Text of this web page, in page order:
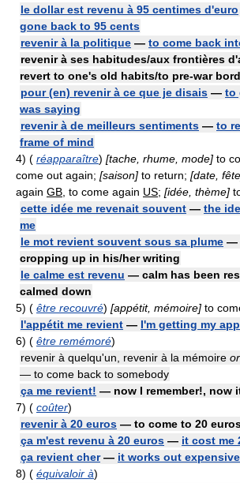
le dollar est revenu à 95 centimes d'euro
gone back to 95 cents
revenir à la politique — to come back
revenir à ses habitudes/aux frontières
revert to one's old habits/to pre-war
pour (en) revenir à ce que je disais — to
was saying
revenir à de meilleurs sentiments — to
frame of mind
4) ( réapparaître) [tache, rhume, mode] to
come out again; [saison] to return; [date,
again GB , to come again US; [idée, thème]
cette idée me revenait souvent — the
me
le mot revient souvent sous sa plume —
cropping up in his/her writing
le calme est revenu — calm has been
calmed down
5) ( être recouvré) [appétit, mémoire] to
l'appétit me revient — I'm getting my
6) ( être remémoré)
revenir à quelqu'un, revenir à la mémoire or
— to come back to somebody
ça me revient! — now I remember!, now
7) ( coûter)
revenir à 20 euros — to come to 20
ça m'est revenu à 20 euros — it cost me
ça revient cher— it works out expensive
8) ( équivaloir à)